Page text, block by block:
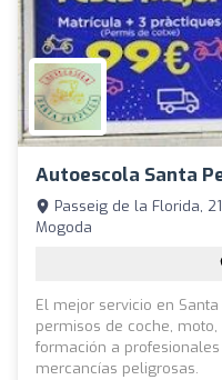
Autoescola Santa
Passeig de la Florida,
Mogoda
El mejor servicio en
permisos de coche,
formación a
mercancías peligrosas.